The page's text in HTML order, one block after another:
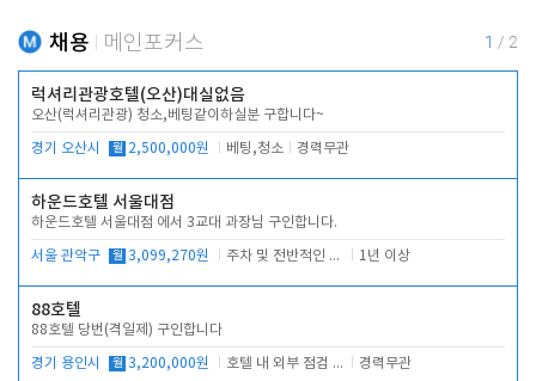
채용 메인포커스 1 / 2
럭셔리관광호텔(오산)대실없음
오산(럭셔리관광) 청소,베팅같이하실분 구합니다~
경기 오산시 월 2,500,000원 베팅,청소 경력무관
하운드호텔 서울대점
하운드호텔 서울대점 에서 3교대 과장님 구인합니다.
서울 관악구 월 3,099,270원 주차 및 전반적인 당번업무 1년 이상
88호텔
88호텔 당번(격일제) 구인합니다
경기 용인시 월 3,200,000원 호텔 내 외부 점검 및 프런트 운영 경력무관